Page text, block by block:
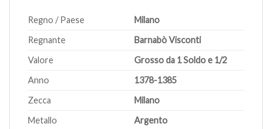
Regno / Paese
Milano
Regnante
Barnabò Visconti
Valore
Grosso da 1 Soldo e 1/2
Anno
1378-1385
Zecca
Milano
Metallo
Argento